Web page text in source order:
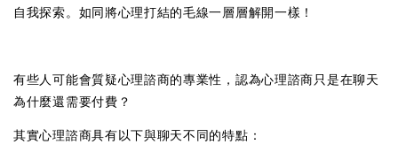
自我探索。如同將心理打結的毛線一層層解開一樣！
有些人可能會質疑心理諮商的專業性，認為心理諮商只是在聊天
為什麼還需要付費？
其實心理諮商具有以下與聊天不同的特點：